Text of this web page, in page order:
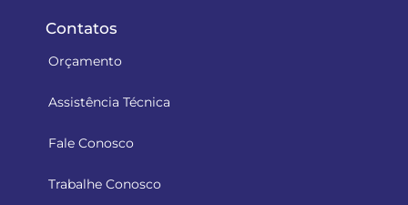
Contatos
Orçamento
Assistência Técnica
Fale Conosco
Trabalhe Conosco